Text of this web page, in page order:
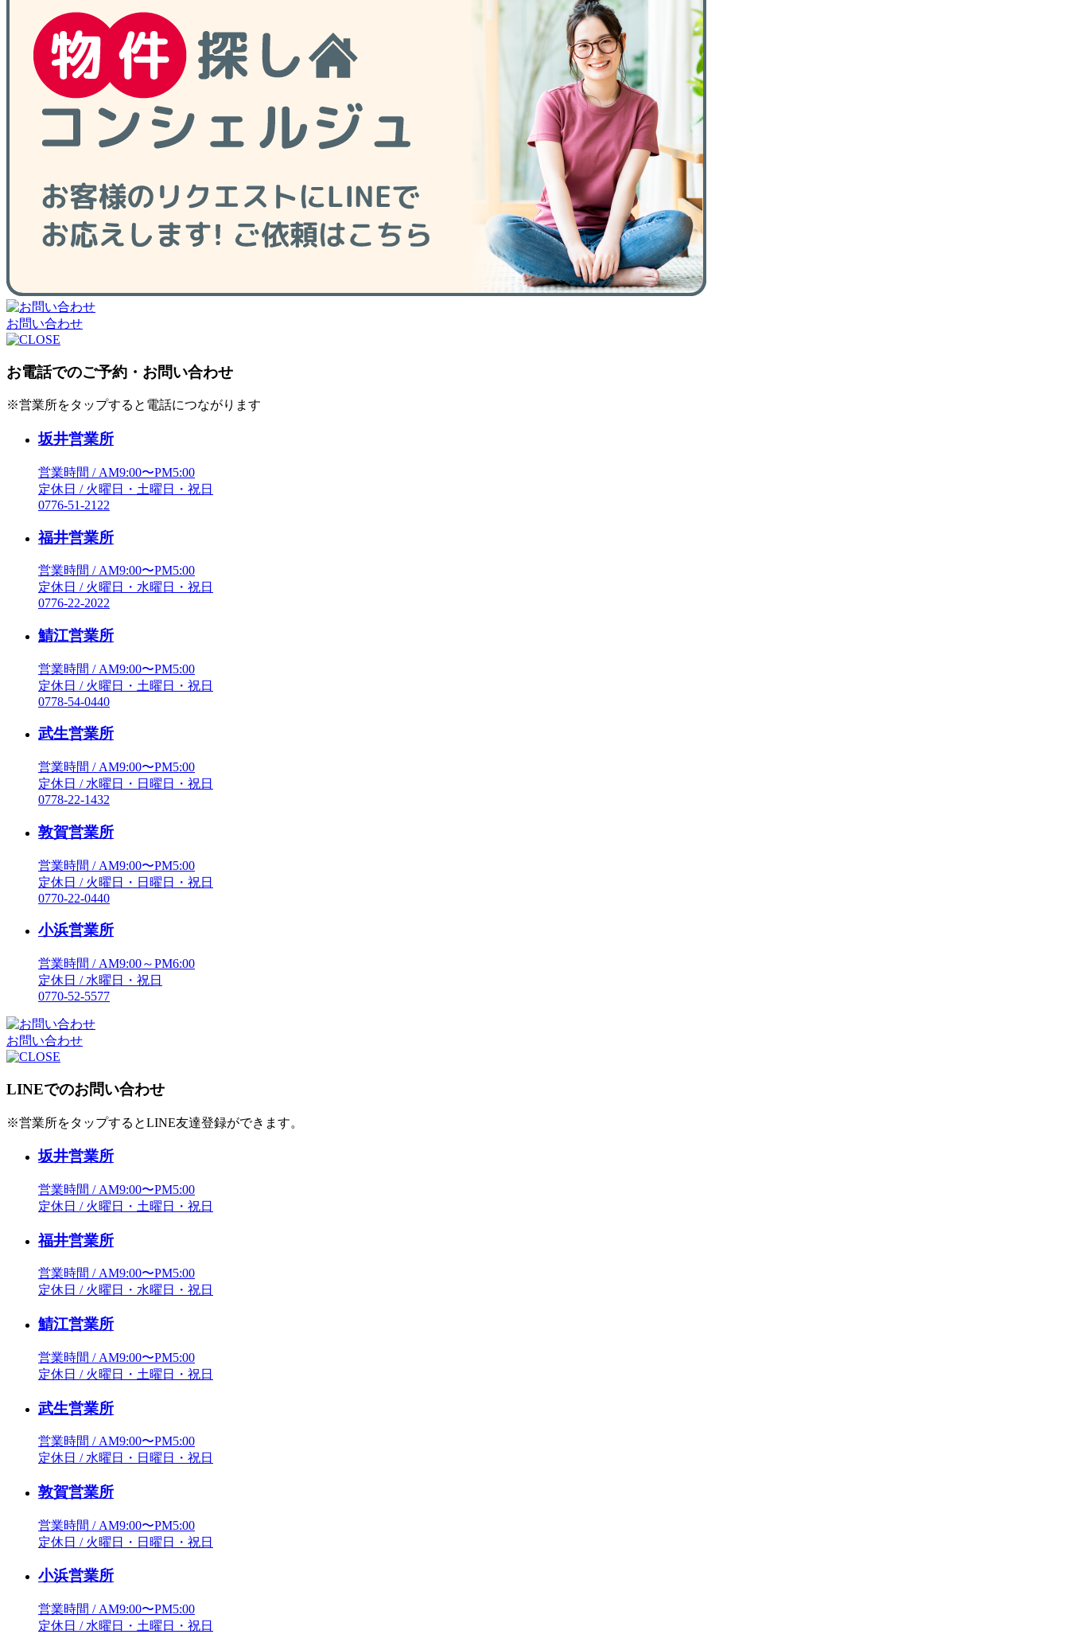
お問い合わせ
お電話でのご予約・お問い合わせ
※営業所をタップすると電話につながります
坂井営業所
営業時間 / AM9:00〜PM5:00
定休日 / 火曜日・土曜日・祝日
0776-51-2122
福井営業所
営業時間 / AM9:00〜PM5:00
定休日 / 火曜日・水曜日・祝日
0776-22-2022
鯖江営業所
営業時間 / AM9:00〜PM5:00
定休日 / 火曜日・土曜日・祝日
0778-54-0440
武生営業所
営業時間 / AM9:00〜PM5:00
定休日 / 水曜日・日曜日・祝日
0778-22-1432
敦賀営業所
営業時間 / AM9:00〜PM5:00
定休日 / 火曜日・日曜日・祝日
0770-22-0440
小浜営業所
営業時間 / AM9:00～PM6:00
定休日 / 水曜日・祝日
0770-52-5577
お問い合わせ
LINEでのお問い合わせ
※営業所をタップするとLINE友達登録ができます。
坂井営業所
営業時間 / AM9:00〜PM5:00
定休日 / 火曜日・土曜日・祝日
福井営業所
営業時間 / AM9:00〜PM5:00
定休日 / 火曜日・水曜日・祝日
鯖江営業所
営業時間 / AM9:00〜PM5:00
定休日 / 火曜日・土曜日・祝日
武生営業所
営業時間 / AM9:00〜PM5:00
定休日 / 水曜日・日曜日・祝日
敦賀営業所
営業時間 / AM9:00〜PM5:00
定休日 / 火曜日・日曜日・祝日
小浜営業所
営業時間 / AM9:00〜PM5:00
定休日 / 水曜日・土曜日・祝日